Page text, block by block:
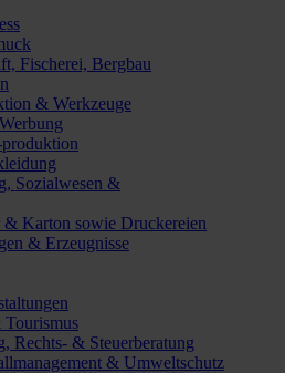
Fischerei, Bergbau
& Werkzeuge
Sozialwesen &
Karton sowie Druckereien
& Erzeugnisse
Rechts- & Steuerberatung
& Umweltschutz